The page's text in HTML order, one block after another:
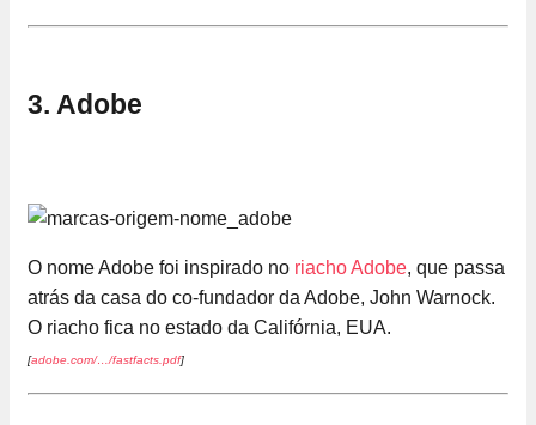
3. Adobe
O nome Adobe foi inspirado no riacho Adobe, que passa
atrás da casa do co-fundador da Adobe, John Warnock.
O riacho fica no estado da Califórnia, EUA.
[adobe.com/…/fastfacts.pdf]